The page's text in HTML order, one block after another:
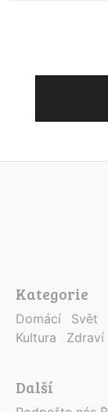
Kategorie
Domácí Svět
Kultura
Zdraví
Další